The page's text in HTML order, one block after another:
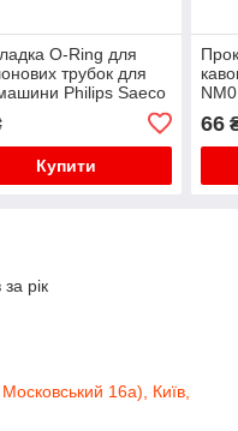
O-Ring для
трубок для
Philips Saeco
Купити
66
рік
16а), Київ,